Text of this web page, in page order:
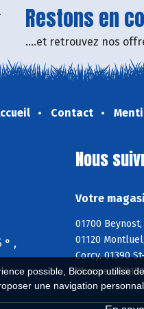
possible, Biocoop utilise
une navigation
Restons en
....et retrouvez nos
Contact
° ,
Nous
Votre
01700
01120
Corcy, 01390
Chassieu,